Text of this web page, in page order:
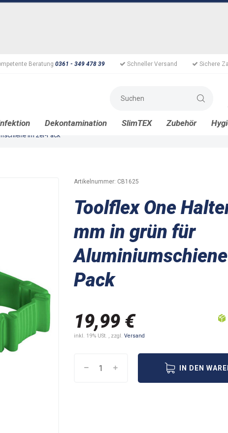
Beratung 0361 - 349 478 39 Schneller Versand Sichere
Dekontamination SlimTEX Zubehör
im 2er-Pack
Artikelnummer: CB1625
Toolflex One
mm in grün für
Pack
19,99 €
inkl. 19% USt. , zzgl. Versand
IN DEN